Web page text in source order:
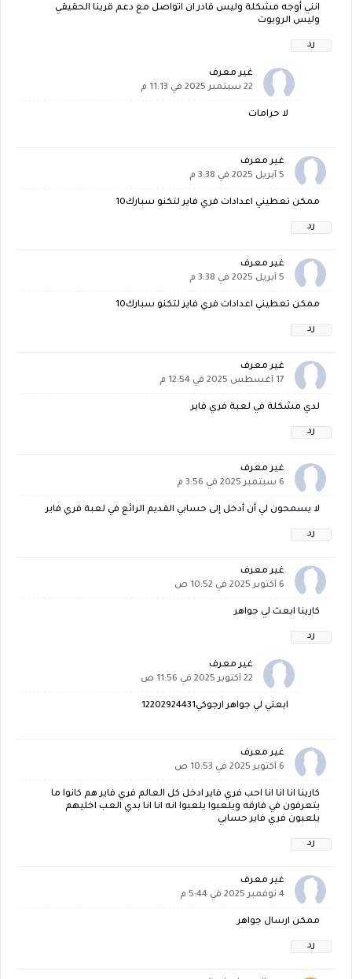
انني أوجه مشكلة وليس قادر ان اتواصل مع دعم قرينا الحقيقي
وليس الروبوت
رد
غير معرف
22 سبتمبر 2025 في 11:13 م
لا حرامات
غير معرف
5 أبريل 2025 في 3:38 م
ممكن تعطيني اعدادات فري فاير لتكنو سبارك10
رد
غير معرف
5 أبريل 2025 في 3:38 م
ممكن تعطيني اعدادات فري فاير لتكنو سبارك10
رد
غير معرف
17 أغسطس 2025 في 12:54 م
لدي مشكلة في لعبة فري فاير
رد
غير معرف
6 سبتمبر 2025 في 3:56 م
لا يسمحون لي أن أدخل إلى حسابي القديم الرائع في لعبة فري فاير
رد
غير معرف
6 أكتوبر 2025 في 10:52 ص
كارينا ابعث لي جواهر
رد
غير معرف
22 أكتوبر 2025 في 11:56 ص
ابعتي لي جواهر ارجوكي12202924431
غير معرف
6 أكتوبر 2025 في 10:53 ص
كارينا انا انا انا احب فري فاير ادخل كل العالم فري فاير هم كانوا ما
يتعرفون في فارقه ويلعبوا يلعبوا انه انا انا بدي العب اخليهم
يلعبون فري فاير حسابي
رد
غير معرف
4 نوفمبر 2025 في 5:44 م
ممكن ارسال جواهر
رد